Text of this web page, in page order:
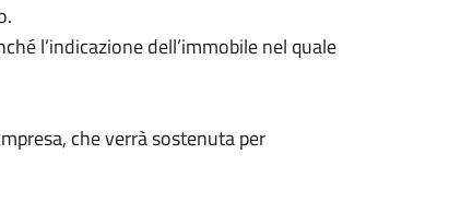
l’indicazione dell’immobile nel quale
che verrà sostenuta per